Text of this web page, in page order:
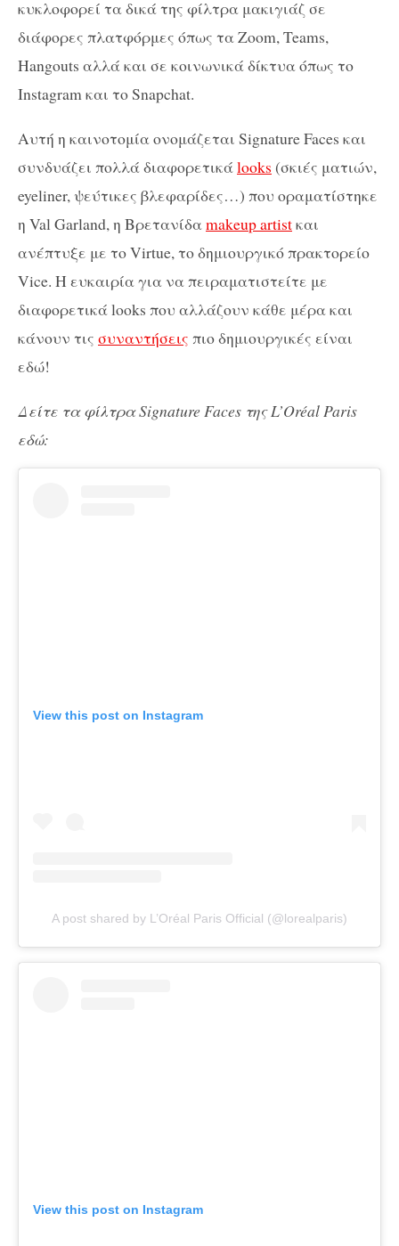
κυκλοφορεί τα δικά της φίλτρα μακιγιάζ σε
διάφορες πλατφόρμες όπως τα Zoom, Teams,
Hangouts αλλά και σε κοινωνικά δίκτυα όπως το
Instagram και το Snapchat.
Αυτή η καινοτομία ονομάζεται Signature Faces και
συνδυάζει πολλά διαφορετικάlooks (σκιές ματιών,
eyeliner, ψεύτικες βλεφαρίδες…) που οραματίστηκε
η Val Garland, η Βρετανίδαmakeup artistκαι
ανέπτυξε με το Virtue, το δημιουργικό πρακτορείο
Vice. Η ευκαιρία για να πειραματιστείτε με
διαφορετικά looks που αλλάζουν κάθε μέρα και
κάνουν τις συναντήσεις πιο δημιουργικές είναι
εδώ!
Δείτε τα φίλτρα Signature Faces της L’Oréal Paris
εδώ:
View this post on Instagram
A post shared by L’Oréal Paris Official (@lorealparis)
View this post on Instagram